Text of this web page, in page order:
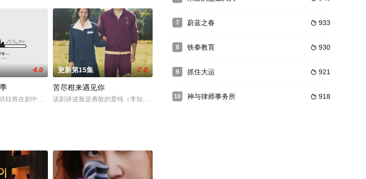
따르면, 박진희는 KBS 새
法律和原则的搜查机关与司法机关进行愉快反击的故事。
4.0
铉将在剧中扮演演员姜叙俊，凭借完美的外貌和天赋，出道以来从未出现过下滑趋势。仿佛天上的星星般发光的他，因为某件
更新第15集 7.0
苦尽柑来遇见你
该剧讲述叛逆勇敢的爱纯（李知恩 饰）与坚定不移的宽植（朴宝剑 饰）在济州岛花开花落四季中的动人故事。
7  933
蔚蓝之春
8  930
铁拳教育
9  921
抓住大运
10  918
神与律师事务所